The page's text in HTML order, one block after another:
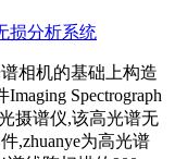
损分析系统
相机的基础上构造
Spectrograph
摄谱仪,该高光谱无
,zhuanye为高光谱